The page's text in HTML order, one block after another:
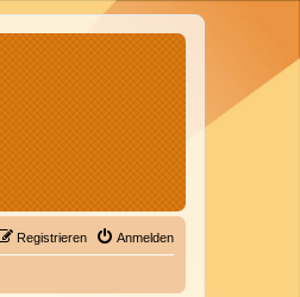
Anmelden
Registrieren